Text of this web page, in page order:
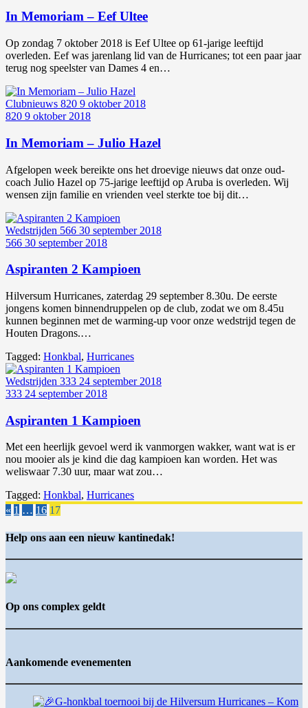
In Memoriam – Eef Ultee
Op zondag 7 oktober 2018 is Eef Ultee op 61-jarige leeftijd
overleden. Eef was jarenlang lid van de Hurricanes; tot een paar jaar
terug nog speelster van Dames 4 en…
Clubnieuws 820 9 oktober 2018
820 9 oktober 2018
In Memoriam – Julio Hazel
Afgelopen week bereikte ons het droevige nieuws dat onze oud-
coach Julio Hazel op 75-jarige leeftijd op Aruba is overleden. Wij
wensen zijn familie en vrienden veel sterkte toe bij dit…
Wedstrijden 566 30 september 2018
566 30 september 2018
Aspiranten 2 Kampioen
Hilversum Hurricanes, zaterdag 29 september 8.30u. De eerste
jongens komen binnendruppelen op de club, zodat we om 8.45u
kunnen beginnen met de warming-up voor onze wedstrijd tegen de
Houten Dragons.…
Tagged: Honkbal, Hurricanes
Wedstrijden 333 24 september 2018
333 24 september 2018
Aspiranten 1 Kampioen
Met een heerlijk gevoel werd ik vanmorgen wakker, want wat is er
nou mooier als je kind die dag kampioen kan worden. Het was
weliswaar 7.30 uur, maar wat zou…
Tagged: Honkbal, Hurricanes
« 1 … 16 17
Help ons aan een nieuw kantinedak!
Op ons complex geldt
Aankomende evenementen